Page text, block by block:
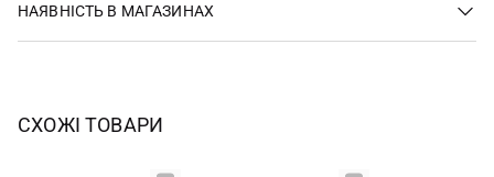
НАЯВНІСТЬ В МАГАЗИНАХ
СХОЖІ ТОВАРИ